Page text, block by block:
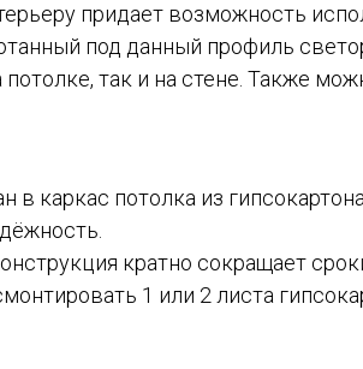
придает возможность
под данный профиль
так и на стене. Также
в каркас потолка из
кратно сокращает
1 или 2 листа